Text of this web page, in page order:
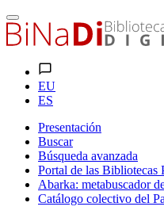
EU
ES
Presentación
Buscar
Búsqueda avanzada
Portal de las Bibliotecas
Abarka: metabuscador
Catálogo colectivo del